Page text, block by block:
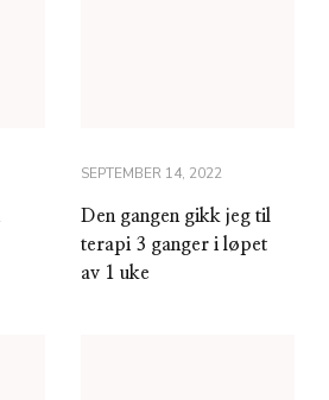
SEPTEMBER 14, 2022
Den gangen gikk jeg til
terapi 3 ganger i løpet
av 1 uke